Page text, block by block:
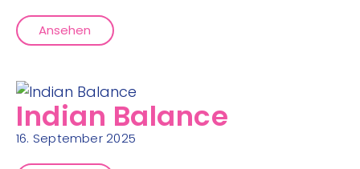
Ansehen
Indian Balance
16. September 2025